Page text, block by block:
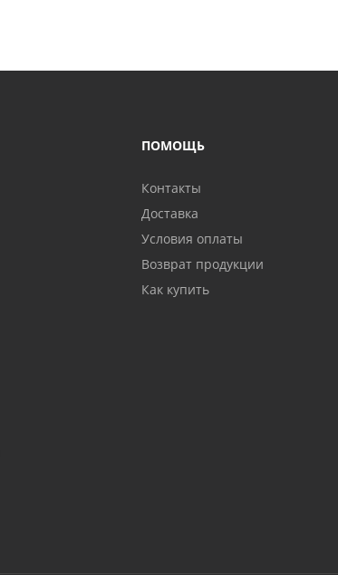
ПОМОЩЬ
Контакты
Доставка
Условия оплаты
Возврат продукции
Как купить